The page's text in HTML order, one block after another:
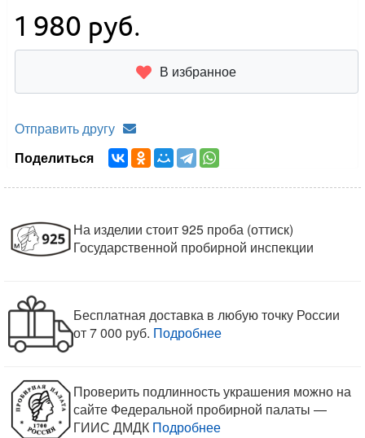
1 980 руб.
В избранное
Отправить другу
Поделиться
На изделии стоит 925 проба (оттиск)
Государственной пробирной инспекции
Бесплатная доставка в любую точку России
от 7 000 руб. Подробнее
Проверить подлинность украшения можно на
сайте Федеральной пробирной палаты —
ГИИС ДМДК Подробнее